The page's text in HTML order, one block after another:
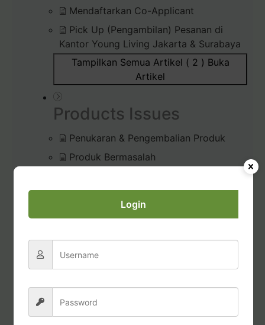
Mendaftarkan Co-Applicant
Pick Up (Pengambilan) Pesanan di
Kantor Young Living Jakarta & Surabaya
Tampilkan Semua Artikel ( 2 ) Buka
Artikel
Products Issues
Penukaran & Pengembalian Produk
Produk Bermasalah
Pesanan
Diffuser Rusak / Bermasalah
Commissions & Tax
Pembayaran Bonus Komisi
Permohonan Laporan Pajak
Transfer dana dari Account Credits
Login